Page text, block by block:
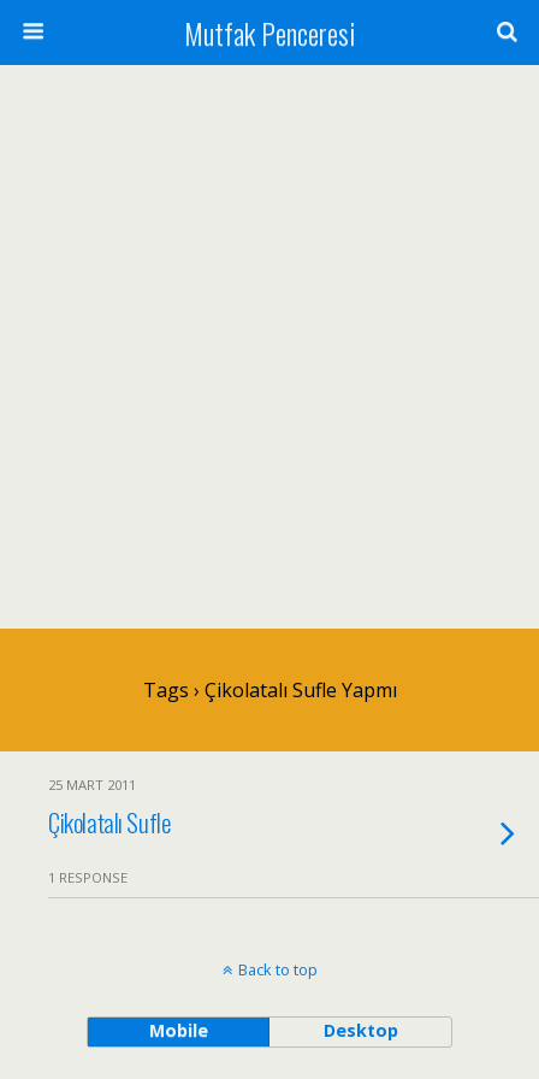
Mutfak Penceresi
Tags › Çikolatalı Sufle Yapmı
25 MART 2011
Çikolatalı Sufle
1 RESPONSE
Back to top
Mobile Desktop